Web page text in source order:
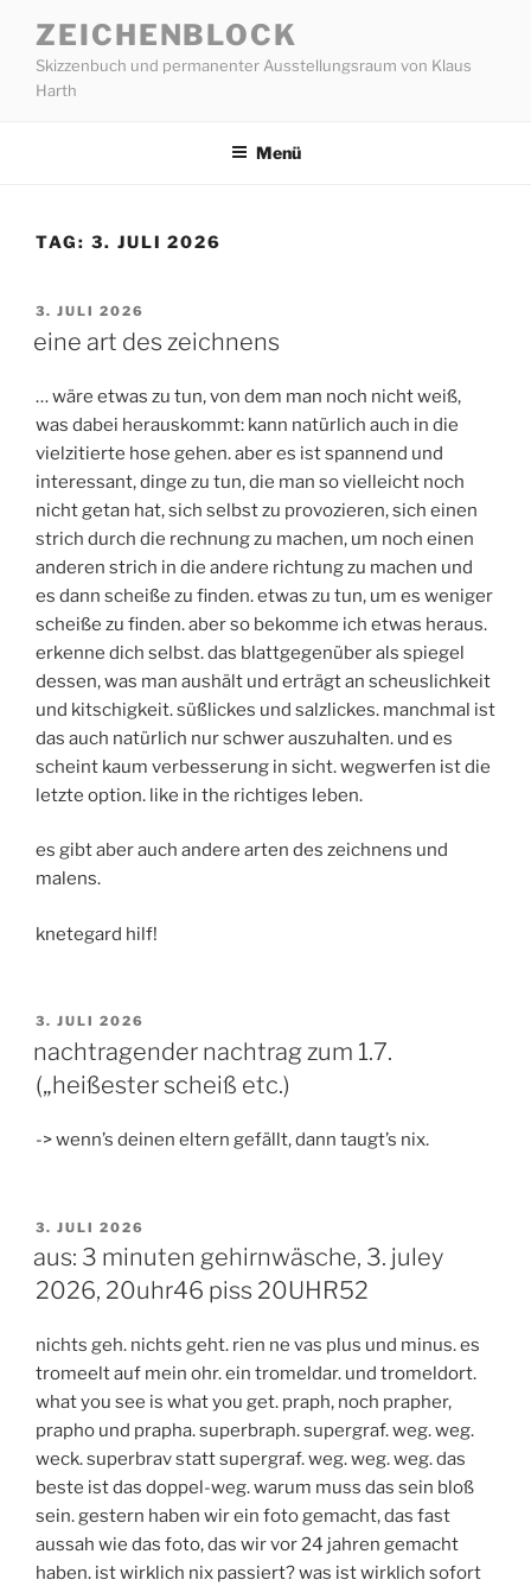
Inhalt
springen
ZEICHENBLOCK
Skizzenbuch und permanenter Ausstellungsraum von Klaus
Harth
Menü
TAG: 3. JULI 2026
VERÖFFENTLICHT
AM
3. JULI 2026
eine art des zeichnens
… wäre etwas zu tun, von dem man noch nicht weiß,
was dabei herauskommt: kann natürlich auch in die
vielzitierte hose gehen. aber es ist spannend und
interessant, dinge zu tun, die man so vielleicht noch
nicht getan hat, sich selbst zu provozieren, sich einen
strich durch die rechnung zu machen, um noch einen
anderen strich in die andere richtung zu machen und
es dann scheiße zu finden. etwas zu tun, um es weniger
scheiße zu finden. aber so bekomme ich etwas heraus.
erkenne dich selbst. das blattgegenüber als spiegel
dessen, was man aushält und erträgt an scheuslichkeit
und kitschigkeit. süßlickes und salzlickes. manchmal ist
das auch natürlich nur schwer auszuhalten. und es
scheint kaum verbesserung in sicht. wegwerfen ist die
letzte option. like in the richtiges leben.
es gibt aber auch andere arten des zeichnens und
malens.
knetegard hilf!
VERÖFFENTLICHT
3. JULI 2026
nachtragender nachtrag zum 1.7.
(„heißester scheiß etc.)
-> wenn’s deinen eltern gefällt, dann taugt’s nix.
VERÖFFENTLICHT
3. JULI 2026
aus: 3 minuten gehirnwäsche, 3. juley
2026, 20uhr46 piss 20UHR52
nichts geh. nichts geht. rien ne vas plus und minus. es
tromeelt auf mein ohr. ein tromeldar. und tromeldort.
what you see is what you get. praph, noch prapher,
prapho und prapha. superbraph. supergraf. weg. weg.
weck. superbrav statt supergraf. weg. weg. weg. das
beste ist das doppel-weg. warum muss das sein bloß
sein. gestern haben wir ein foto gemacht, das fast
aussah wie das foto, das wir vor 24 jahren gemacht
haben. ist wirklich nix passiert? was ist wirklich sofort